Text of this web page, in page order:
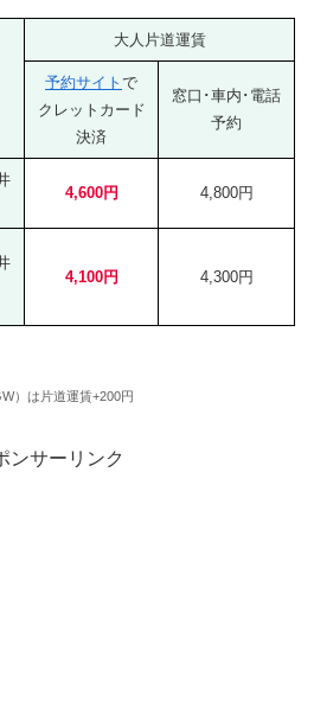
大人片道運賃
予約サイト で
クレットカード
決済
窓口･車内･電話
予約
4,600円 4,800円
4,100円 4,300円
）は片道運賃+200円
ンサーリンク